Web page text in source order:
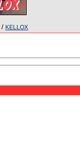
/ KELLOX